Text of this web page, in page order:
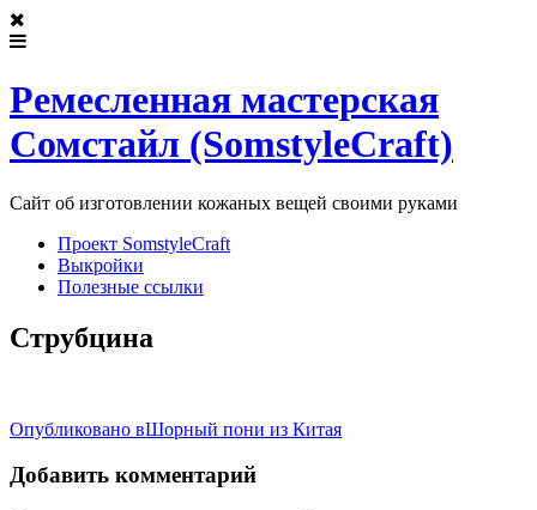
Ремесленная мастерская
Сомстайл (SomstyleCraft)
Сайт об изготовлении кожаных вещей своими руками
Проект SomstyleCraft
Выкройки
Полезные ссылки
Струбцина
Post
navigation
Опубликовано вШорный пони из Китая
Добавить комментарий